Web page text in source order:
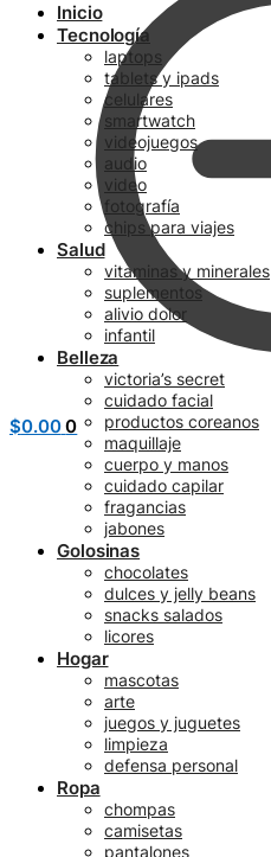
$0.00 0
Inicio
Tecnología
laptops
tablets y ipads
celulares
smartwatch
videojuegos
audio
video
fotografía
chips para viajes
Salud
vitaminas y minerales
suplementos
alivio dolor
infantil
Belleza
victoria’s secret
cuidado facial
productos coreanos
maquillaje
cuerpo y manos
cuidado capilar
fragancias
jabones
Golosinas
chocolates
dulces y jelly beans
snacks salados
licores
Hogar
mascotas
arte
juegos y juguetes
limpieza
defensa personal
Ropa
chompas
camisetas
pantalones